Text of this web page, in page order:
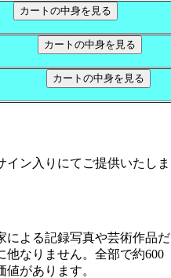
ン入りにてご提供いたしま
よる記録写真や芸術作品だ
なりません。全部で約600
があります。